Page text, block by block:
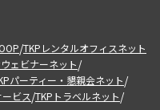
/TKPレンタルオフィスネット
ェビナーネット/
パーティー・懇親会ネット/
ビス/TKPトラベルネット/